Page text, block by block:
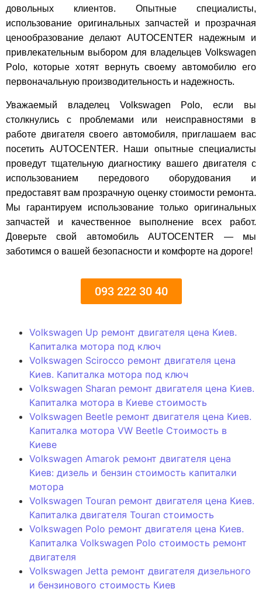
довольных клиентов. Опытные специалисты,
использование оригинальных запчастей и прозрачная
ценообразование делают AUTOCENTER надежным и
привлекательным выбором для владельцев Volkswagen
Polo, которые хотят вернуть своему автомобилю его
первоначальную производительность и надежность.
Уважаемый владелец Volkswagen Polo, если вы
столкнулись с проблемами или неисправностями в
работе двигателя своего автомобиля, приглашаем вас
посетить AUTOCENTER. Наши опытные специалисты
проведут тщательную диагностику вашего двигателя с
использованием передового оборудования и
предоставят вам прозрачную оценку стоимости ремонта.
Мы гарантируем использование только оригинальных
запчастей и качественное выполнение всех работ.
Доверьте свой автомобиль AUTOCENTER — мы
заботимся о вашей безопасности и комфорте на дороге!
093 222 30 40
Volkswagen Up ремонт двигателя цена Киев.
Капиталка мотора под ключ
Volkswagen Scirocco ремонт двигателя цена
Киев. Капиталка мотора под ключ
Volkswagen Sharan ремонт двигателя цена Киев.
Капиталка мотора в Киеве стоимость
Volkswagen Beetle ремонт двигателя цена Киев.
Капиталка мотора VW Beetle Стоимость в
Киеве
Volkswagen Amarok ремонт двигателя цена
Киев: дизель и бензин стоимость капиталки
мотора
Volkswagen Touran ремонт двигателя цена Киев.
Капиталка двигателя Touran стоимость
Volkswagen Polo ремонт двигателя цена Киев.
Капиталка Volkswagen Polo стоимость ремонт
двигателя
Volkswagen Jetta ремонт двигателя дизельного
и бензинового стоимость Киев